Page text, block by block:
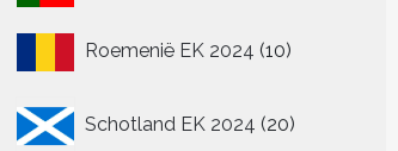
Roemenië EK 2024 1010
Schotland EK 2024 20
producten